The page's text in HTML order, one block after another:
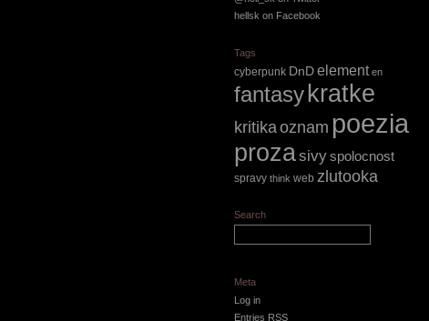
hellsk on Facebook
Tags
cyberpunk DnD element en
fantasykratke
kritikaoznam poezia
prozasivyspolocnost
spravy think web zlutooka
Search
Meta
Log in
Entries RSS